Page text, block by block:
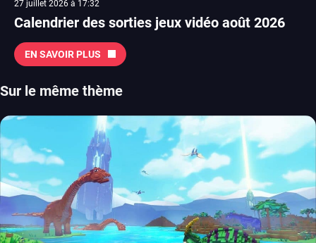
27 juillet 2026 à 17:32
Calendrier des sorties jeux vidéo août 2026
EN SAVOIR PLUS
Sur le même thème